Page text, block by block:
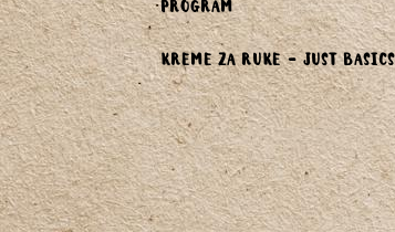
PROGRAM
KREME ZA RUKE - JUST BASICS